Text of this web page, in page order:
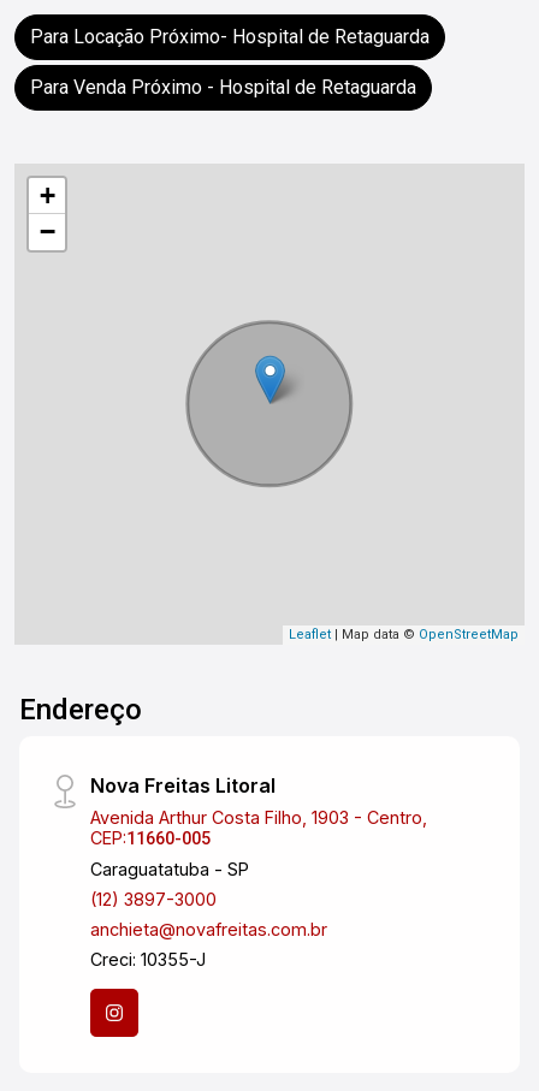
Para Locação Próximo- Hospital de Retaguarda
Para Venda Próximo - Hospital de Retaguarda
+
−
Leaflet | Map data © OpenStreetMap
Endereço
Nova Freitas Litoral
Avenida Arthur Costa Filho, 1903 - Centro,
CEP:11660-005
Caraguatatuba - SP
(12) 3897-3000
anchieta@novafreitas.com.br
Creci: 10355-J